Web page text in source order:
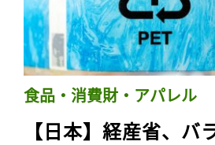
食品・消費財・アパレル
【日本】経産省、バ